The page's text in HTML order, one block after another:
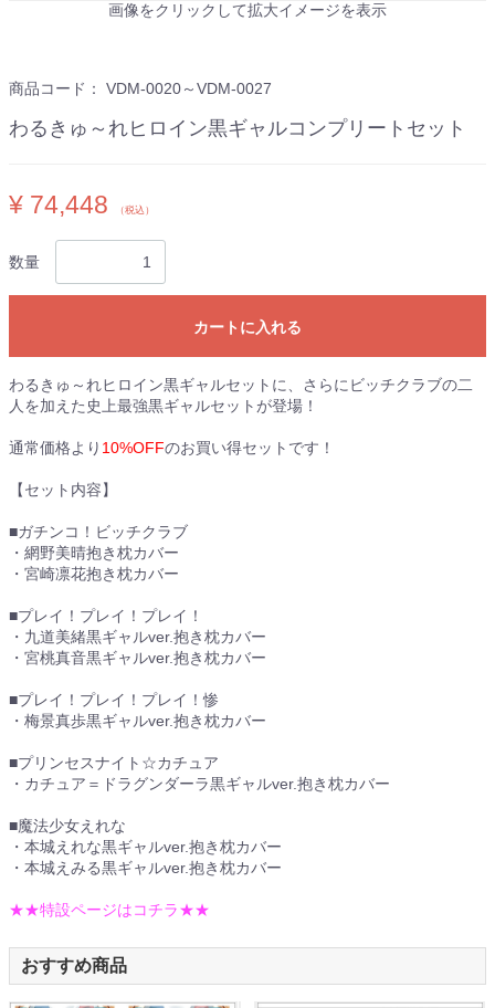
画像をクリックして拡大イメージを表示
商品コード： VDM-0020～VDM-0027
わるきゅ～れヒロイン黒ギャルコンプリートセット
¥ 74,448 （税込）
数量
カートに入れる
わるきゅ～れヒロイン黒ギャルセットに、さらにビッチクラブの二
人を加えた史上最強黒ギャルセットが登場！
通常価格より 10%OFFのお買い得セットです！
【セット内容】
■ガチンコ！ビッチクラブ
・網野美晴抱き枕カバー
・宮崎凛花抱き枕カバー
■プレイ！プレイ！プレイ！
・九道美緒黒ギャルver.抱き枕カバー
・宮桃真音黒ギャルver.抱き枕カバー
■プレイ！プレイ！プレイ！惨
・梅景真歩黒ギャルver.抱き枕カバー
■プリンセスナイト☆カチュア
・カチュア＝ドラグンダーラ黒ギャルver.抱き枕カバー
■魔法少女えれな
・本城えれな黒ギャルver.抱き枕カバー
・本城えみる黒ギャルver.抱き枕カバー
★★特設ページはコチラ★★
おすすめ商品